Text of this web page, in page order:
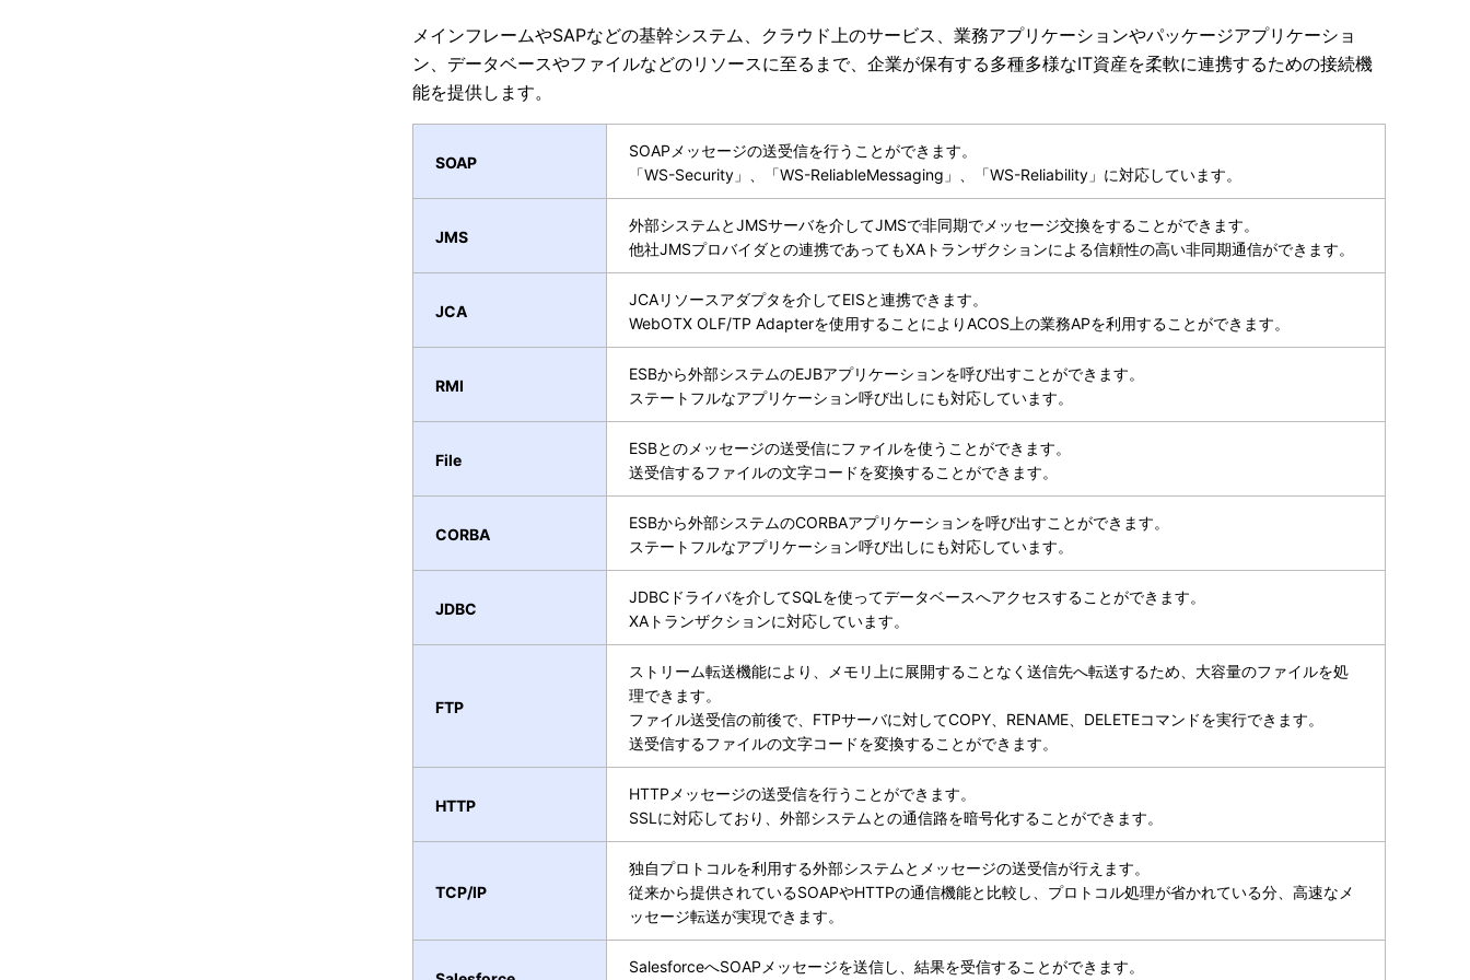
メインフレームやSAPなどの基幹システム、クラウド上のサービス、業務アプリケーションやパッケージアプリケーショ
ン、データベースやファイルなどのリソースに至るまで、企業が保有する多種多様なIT資産を柔軟に連携するための接続機
能を提供します。
SOAP
SOAPメッセージの送受信を行うことができます。
「WS-Security」、「WS-ReliableMessaging」、「WS-Reliability」に対応しています。
JMS
外部システムとJMSサーバを介してJMSで非同期でメッセージ交換をすることができます。
他社JMSプロバイダとの連携であってもXAトランザクションによる信頼性の高い非同期通信ができます。
JCA
JCAリソースアダプタを介してEISと連携できます。
WebOTX OLF/TP Adapterを使用することによりACOS上の業務APを利用することができます。
RMI
ESBから外部システムのEJBアプリケーションを呼び出すことができます。
ステートフルなアプリケーション呼び出しにも対応しています。
File
ESBとのメッセージの送受信にファイルを使うことができます。
送受信するファイルの文字コードを変換することができます。
CORBA
ESBから外部システムのCORBAアプリケーションを呼び出すことができます。
ステートフルなアプリケーション呼び出しにも対応しています。
JDBC
JDBCドライバを介してSQLを使ってデータベースへアクセスすることができます。
XAトランザクションに対応しています。
FTP
ストリーム転送機能により、メモリ上に展開することなく送信先へ転送するため、大容量のファイルを処
理できます。
ファイル送受信の前後で、FTPサーバに対してCOPY、RENAME、DELETEコマンドを実行できます。
送受信するファイルの文字コードを変換することができます。
HTTP
HTTPメッセージの送受信を行うことができます。
SSLに対応しており、外部システムとの通信路を暗号化することができます。
TCP/IP
独自プロトコルを利用する外部システムとメッセージの送受信が行えます。
従来から提供されているSOAPやHTTPの通信機能と比較し、プロトコル処理が省かれている分、高速なメ
ッセージ転送が実現できます。
SalesforceへSOAPメッセージを送信し、結果を受信することができます。